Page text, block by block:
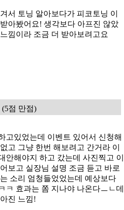
토닝
서 토닝 알아보다가 피코토닝 이
낌이라 조금 더 받아보려고요
고있었는데 이벤트 있어서 신청해
고 그냥 한번 해보려고 간거라 이
안해야지 하고 갔는데 사진찍고 이
보고 실장님 설명 조금 듣고 바로
소리 엄청들었었는데 예상보다